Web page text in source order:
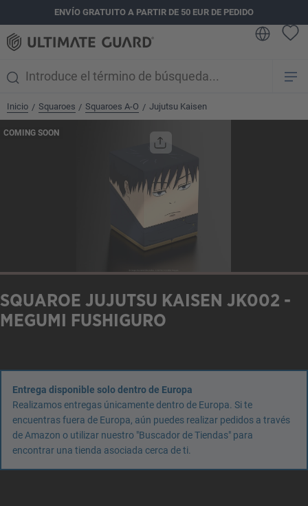
principalENVÍO GRATUITO A PARTIR DE 50 EUR DE PEDIDO
Inicio / Squaroes / Squaroes A-O / Jujutsu Kaisen
COMING SOON
SQUAROE JUJUTSU KAISEN JK002 -
MEGUMI FUSHIGURO
Entrega disponible solo dentro de Europa
Realizamos entregas únicamente dentro de Europa. Si te
encuentras fuera de Europa, aún puedes realizar pedidos a través
de Amazon o utilizar nuestro "Buscador de Tiendas" para
encontrar una tienda asociada cerca de ti.